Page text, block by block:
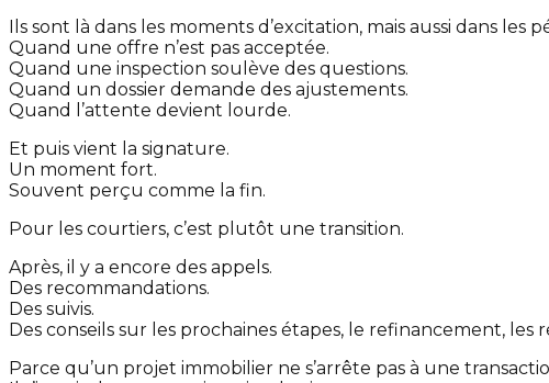
Ils sont là dans les moments d’excitation, mais aussi dans les
Quand une offre n’est pas acceptée.
Quand une inspection soulève des questions.
Quand un dossier demande des ajustements.
Quand l’attente devient lourde.
Et puis vient la signature.
Un moment fort.
Souvent perçu comme la fin.
Pour les courtiers, c’est plutôt une transition.
Après, il y a encore des appels.
Des recommandations.
Des suivis.
Des conseils sur les prochaines étapes, le refinancement, les
Parce qu’un projet immobilier ne s’arrête pas à une